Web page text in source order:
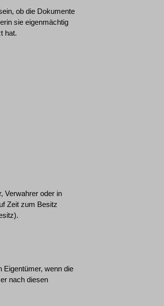
ob die Dokumente
sie eigenmächtig
hat.
Verwahrer oder in
Zeit zum Besitz
Eigentümer, wenn die
nach diesen